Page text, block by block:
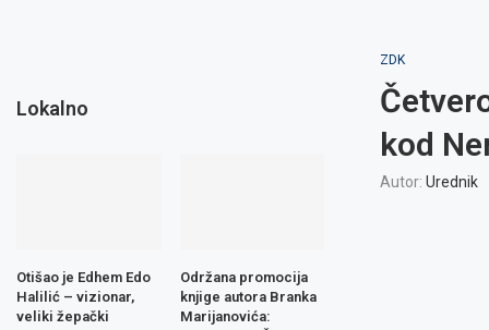
ZDK
kod
Autor: Urednik
Lokalno
Otišao je Edhem Edo
Halilić – vizionar,
veliki žepački
Održana promocija
knjige autora Branka
Marijanovića: